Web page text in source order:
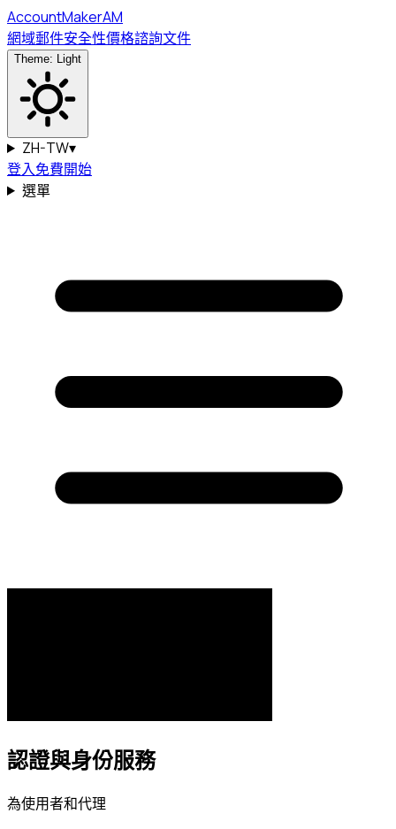
AccountMakerAM
網域郵件安全性價格諮詢文件
Theme: Light
ZH-TW▾
登入免費開始
選單
認證與身份服務
為使用者和代理